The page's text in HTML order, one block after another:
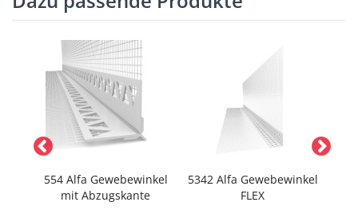
554 Alfa Gewebewinkel
mit Abzugskante
5342 Alfa Gewebewinkel
FLEX